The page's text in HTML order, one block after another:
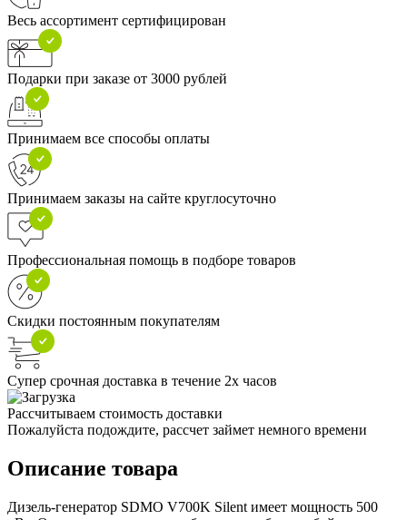
Весь ассортимент сертифицирован
Подарки при заказе от 3000 рублей
Принимаем все способы оплаты
Принимаем заказы на сайте круглосуточно
Профессиональная помощь в подборе товаров
Скидки постоянным покупателям
Супер срочная доставка в течение 2х часов
Рассчитываем стоимость доставки
Пожалуйста подождите, рассчет займет немного времени
Описание товара
Дизель-генератор SDMO V700K Silent имеет мощность 500